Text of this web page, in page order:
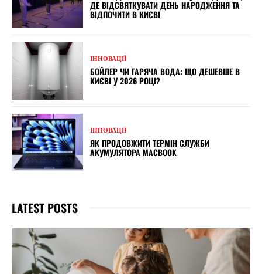
ДЕ ВІДСВЯТКУВАТИ ДЕНЬ НАРОДЖЕННЯ ТА
ВІДПОЧИТИ В КИЄВІ
ІННОВАЦІЇ
БОЙЛЕР ЧИ ГАРЯЧА ВОДА: ЩО ДЕШЕВШЕ В
КИЄВІ У 2026 РОЦІ?
ІННОВАЦІЇ
ЯК ПРОДОВЖИТИ ТЕРМІН СЛУЖБИ
АКУМУЛЯТОРА MACBOOK
LATEST POSTS